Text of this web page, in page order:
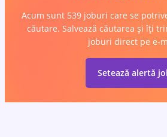
Acum sunt 539 joburi care se
căutare. Salvează căutarea și îți
joburi direct pe e-
Setează alertă